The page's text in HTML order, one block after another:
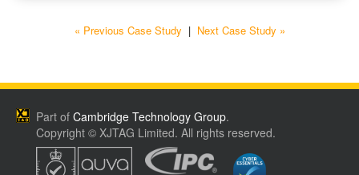
« Previous Case Study | Next Case Study »
Part ofCambridge Technology Group.
Copyright © XJTAG Limited. All rights reserved.